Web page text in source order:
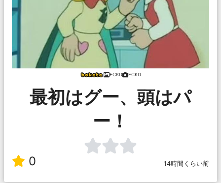
FCKD FCKD
最初はグー、頭はパ
ー！
0 14時間くらい前